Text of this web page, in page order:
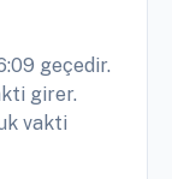
geçedir.
girer.
vakti